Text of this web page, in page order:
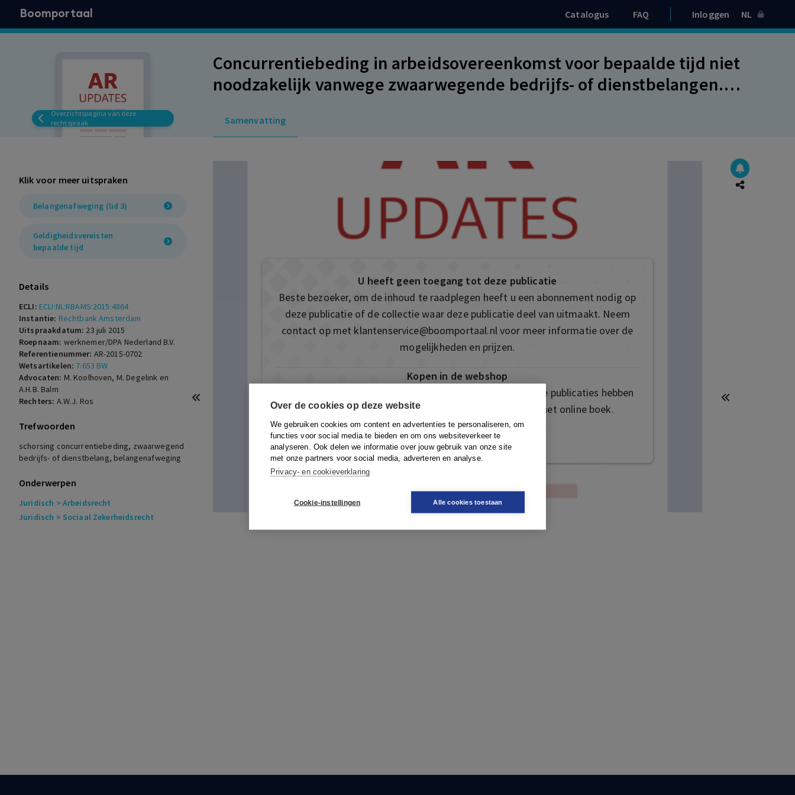
Over de cookies op deze website
We gebruiken cookies om content en advertenties te personaliseren, om
functies voor social media te bieden en om ons websiteverkeer te
analyseren. Ook delen we informatie over jouw gebruik van onze site
met onze partners voor social media, adverteren en analyse.
Privacy- en cookieverklaring
Cookie-instellingen Alle cookies toestaan
Boomportaal Catalogus FAQ Inloggen NL
Overzichtspagina van deze
rechtspraak
Concurrentiebeding in arbeidsovereenkomst voor bepaalde tijd niet
noodzakelijk vanwege zwaarwegende bedrijfs- of dienstbelangen.
Samenvatting
Klik voor meer uitspraken
Belangenafweging (lid 3)
Geldigheidsvereisten
bepaalde tijd
Details
ECLI: ECLI:NL:RBAMS:2015:4864
Instantie: Rechtbank Amsterdam
Uitspraakdatum: 23 juli 2015
Roepnaam: werknemer/DPA Nederland B.V.
Referentienummer: AR-2015-0702
Wetsartikelen: 7:653 BW
Advocaten: M. Koolhoven, M. Degelink en
A.H.B. Balm
Rechters: A.W.J. Ros
Trefwoorden
schorsing concurrentiebeding, zwaarwegend
bedrijfs- of dienstbelang, belangenafweging
Onderwerpen
Juridisch > Arbeidsrecht
Juridisch > Sociaal Zekerheidsrecht
U heeft geen toegang tot deze publicatie
Beste bezoeker, om de inhoud te raadplegen heeft u een abonnement nodig op
deze publicatie of de collectie waar deze publicatie deel van uitmaakt. Neem
contact op met klantenservice@boomportaal.nlvoor meer informatie over de
mogelijkheden en prijzen.
Kopen in de webshop
Deze publicatie is ook te vinden in onze webshop. Sommige publicaties hebben
ook de mogelijkheid om direct toegang te kopen tot het online boek.
Naar de webshop